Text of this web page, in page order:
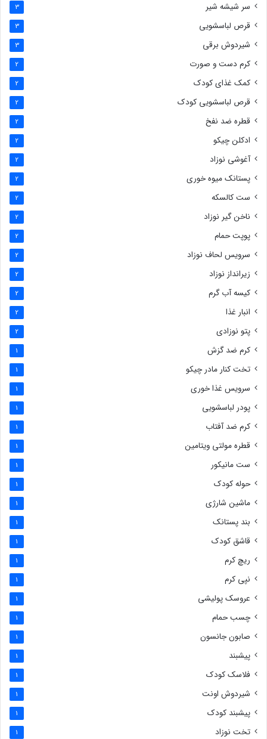
سر شیشه شیر 3
قرص لباسشویی 3
شیردوش برقی 3
کرم دست و صورت 2
کمک غذای کودک 2
قرص لباسشویی کودک 2
قطره ضد نفخ 2
ادکلن چیکو 2
آغوشی نوزاد 2
پستانک میوه خوری 2
ست کالسکه 2
ناخن گیر نوزاد 2
پوپت حمام 2
سرویس لحاف نوزاد 2
زیرانداز نوزاد 2
کیسه آب گرم 2
انبار غذا 2
پتو نوزادی 2
کرم ضد گزش 1
تخت کنار مادر چیکو 1
سرویس غذا خوری 1
پودر لباسشویی 1
کرم ضد آفتاب 1
قطره مولتی ویتامین 1
ست مانیکور 1
حوله کودک 1
ماشین شارژی 1
بند پستانک 1
قاشق کودک 1
ریچ کرم 1
نپی کرم 1
عروسک پولیشی 1
چسب حمام 1
صابون جانسون 1
پیشبند 1
فلاسک کودک 1
شیردوش اونت 1
پیشبند کودک 1
تخت نوزاد 1